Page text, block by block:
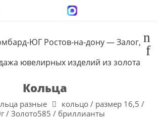
Кольца
разные
кольцо / размер 16,5 /
/ Золото585 / бриллианты